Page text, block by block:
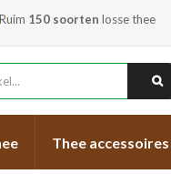
Ruim 150 soorten losse thee
Thee accessoires